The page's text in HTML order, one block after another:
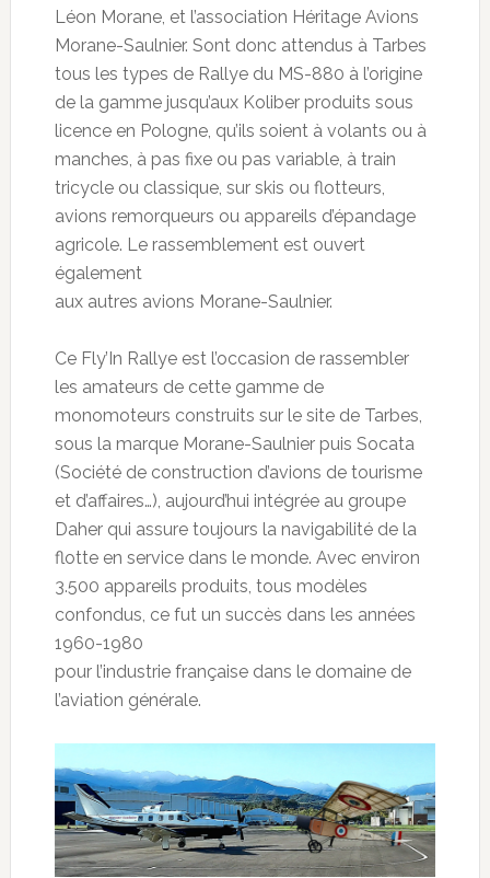
Léon Morane, et l’association Héritage Avions
Morane-Saulnier. Sont donc attendus à Tarbes
tous les types de Rallye du MS-880 à l’origine
de la gamme jusqu’aux Koliber produits sous
licence en Pologne, qu’ils soient à volants ou à
manches, à pas fixe ou pas variable, à train
tricycle ou classique, sur skis ou flotteurs,
avions remorqueurs ou appareils d’épandage
agricole. Le rassemblement est ouvert
également
aux autres avions Morane-Saulnier.
Ce Fly’In Rallye est l’occasion de rassembler
les amateurs de cette gamme de
monomoteurs construits sur le site de Tarbes,
sous la marque Morane-Saulnier puis Socata
(Société de construction d’avions de tourisme
et d’affaires…), aujourd’hui intégrée au groupe
Daher qui assure toujours la navigabilité de la
flotte en service dans le monde. Avec environ
3.500 appareils produits, tous modèles
confondus, ce fut un succès dans les années
1960-1980
pour l’industrie française dans le domaine de
l’aviation générale.